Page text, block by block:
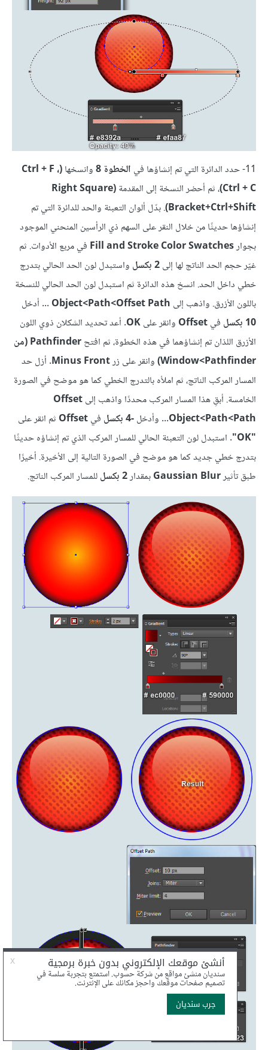
11- حدد الدائرة التي تم إنشاؤها في الخطوة 8 وانسخها (Ctrl + F ،
Ctrl + C) ، ثم أحضر النسخة إلى المقدمة (Right Square
Bracket+Ctrl+Shift) . بدّل ألوان التعبئة والحد للدائرة التي تم
إنشاؤها حديثًا من خلال النقر على السهم ذي الرأسين المنحني الموجود
بجوارFill and Stroke Color Swatches في مربع الأدوات. ثم
غيّر حجم الحد الناتج لها إلى2 بكسل
واستبدل لون الحد الحالي بتدرج
خطي داخل الحد. انسخ هذه الدائرة ثم استبدل لون الحد الحالي للنسخة
باللون الأزرق. واذهب إلى Offset Path‏>Path‏>Object
... أدخل
10 بكسل
فيOffset وانقر علىOK. أعد تحديد الشكلان ذوي اللون
الأزرق اللذان تم إنشاؤهما في هذه الخطوة، ثم افتح
Pathfinder (من
Pathfinder‏>Window)
وانقر على زرMinus Front. أزل حد
المسار المركب الناتج، ثم املأه بالتدرج الخطي كما هو موضح في الصورة
الخامسة. أبقِ هذا المسار المركب محددًا واذهب إلىOffset
Path>‏Path>‏Object
... وأدخل-4 بكسل فيOffset ثم انقر على
"OK"
. استبدل لون التعبئة الحالي للمسار المركب الذي تم إنشاؤه حديثًا
بتدرج خطي جديد كما هو موضح في الصورة التالية إلى الأخيرة. أخيرًا
طبق تأثيرGaussian Blurبمقدار2 بكسل للمسار المركب الناتج.